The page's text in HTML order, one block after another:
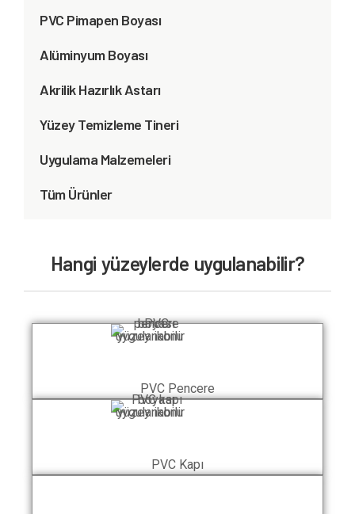
PVC Pimapen Boyası
Alüminyum Boyası
Akrilik Hazırlık Astarı
Yüzey Temizleme Tineri
Uygulama Malzemeleri
Tüm Ürünler
Hangi yüzeylerde uygulanabilir?
PVC Pencere
PVC Kapı